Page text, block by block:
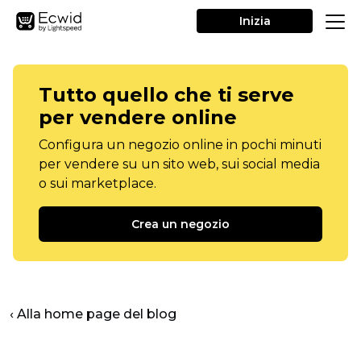
Inizia
Tutto quello che ti serve
per vendere online
Configura un negozio online in pochi minuti
per vendere su un sito web, sui social media
o sui marketplace.
Crea un negozio
‹ Alla home page del blog